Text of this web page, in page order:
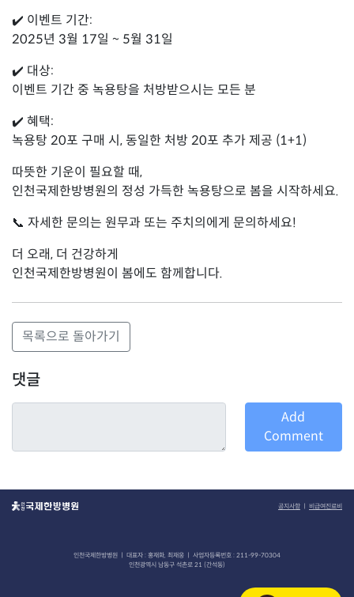
✔️ 이벤트 기간:
2025년 3월 17일 ~ 5월 31일
✔️ 대상:
이벤트 기간 중 녹용탕을 처방받으시는 모든 분
✔️ 혜택:
녹용탕 20포 구매 시, 동일한 처방 20포 추가 제공 (1+1)
따뜻한 기운이 필요할 때,
인천국제한방병원의 정성 가득한 녹용탕으로 봄을 시작하세요.
📞 자세한 문의는 원무과 또는 주치의에게 문의하세요!
더 오래, 더 건강하게
인천국제한방병원이 봄에도 함께합니다.
목록으로 돌아가기
댓글
Add
Comment
공지사항 ㅣ 비급여진료비
인천국제한방병원 ㅣ 대표자 : 홍재화, 최재웅 ㅣ 사업자등록번호 : 211-99-70304
인천광역시 남동구 석촌로 21 (간석동)